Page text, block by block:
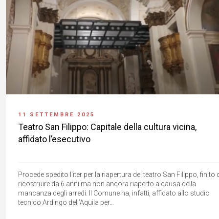
11 SETTEMBRE 2025
Teatro San Filippo: Capitale della cultura vicina,
affidato l’esecutivo
Procede spedito l'iter per la riapertura del teatro San Filippo, finito
ricostruire da 6 anni ma non ancora riaperto a causa della
mancanza degli arredi. Il Comune ha, infatti, affidato allo studio
tecnico Ardingo dell’Aquila per...